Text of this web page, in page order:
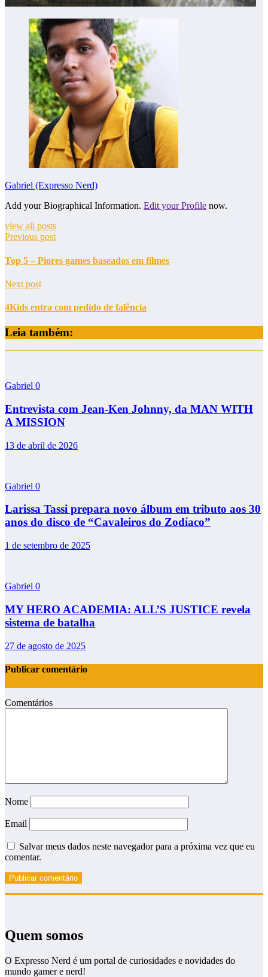
Gabriel (Expresso Nerd)
Add your Biographical Information. Edit your Profile now.
view all posts
Previous post
Top 5 – Piores games baseados em filmes
Next post
4Kids entra com pedido de falência
Leia também:
Gabriel 0
Entrevista com Jean-Ken Johnny, da MAN WITH
A MISSION
13 de abril de 2026
Gabriel 0
Larissa Tassi prepara novo álbum em tributo aos 30
anos do disco de “Cavaleiros do Zodíaco”
1 de setembro de 2025
Gabriel 0
MY HERO ACADEMIA: ALL’S JUSTICE revela
sistema de batalha
27 de agosto de 2025
Publicar comentário
Comentários
Nome
Email
Salvar meus dados neste navegador para a próxima vez que eu
comentar.
Quem somos
O Expresso Nerd é um portal de curiosidades e novidades do
mundo gamer e nerd!